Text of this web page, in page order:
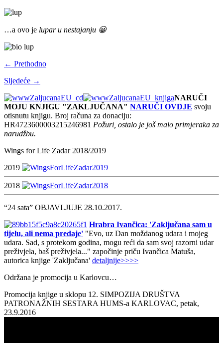
…a ovo je lupar u nestajanju 😀
← Prethodno
Sljedeće →
NARUČI
MOJU KNJIGU "ZAKLJUČANA" NARUČI OVDJE svoju
otisnutu knjigu. Broj računa za donaciju:
HR4723600003215246981 Požuri, ostalo je još malo primjeraka za
narudžbu.
Wings for Life Zadar 2018/2019
2019
2018
“24 sata” OBJAVLJUJE 28.10.2017.
Hrabra Ivančica: 'Zaključana sam u
tijelu, ali nema predaje' "Evo, uz Dan moždanog udara i mojeg
udara. Sad, s protekom godina, mogu reći da sam svoj razorni udar
preživjela, baš preživjela..." započinje priču Ivančica Matuša,
autorica knjige 'Zaključana' detaljnije>>>>
Održana je promocija u Karlovcu…
Promocija knjige u sklopu 12. SIMPOZIJA DRUŠTVA
PATRONAŽNIH SESTARA HUMS-a KARLOVAC, petak,
23.9.2016